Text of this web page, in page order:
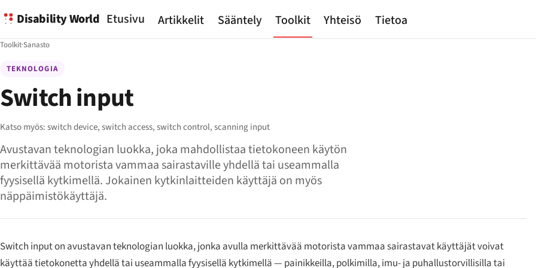
Disability World Etusivu Artikkelit Sääntely Toolkit Yhteisö Tietoa
Toolkit·Sanasto
TEKNOLOGIA
Switch input
Katso myös:switch device,switch access,switch control,scanning input
Avustavan teknologian luokka, joka mahdollistaa tietokoneen käytön
merkittävää motorista vammaa sairastaville yhdellä tai useammalla
fyysisellä kytkimellä. Jokainen kytkinlaitteiden käyttäjä on myös
näppäimistökäyttäjä.
Switch input on avustavan teknologian luokka, jonka avulla merkittävää motorista vammaa sairastavat käyttäjät voivat
käyttää tietokonetta yhdellä tai useammalla fyysisellä kytkimellä — painikkeilla, polkimilla, imu- ja puhallustorvillisilla tai